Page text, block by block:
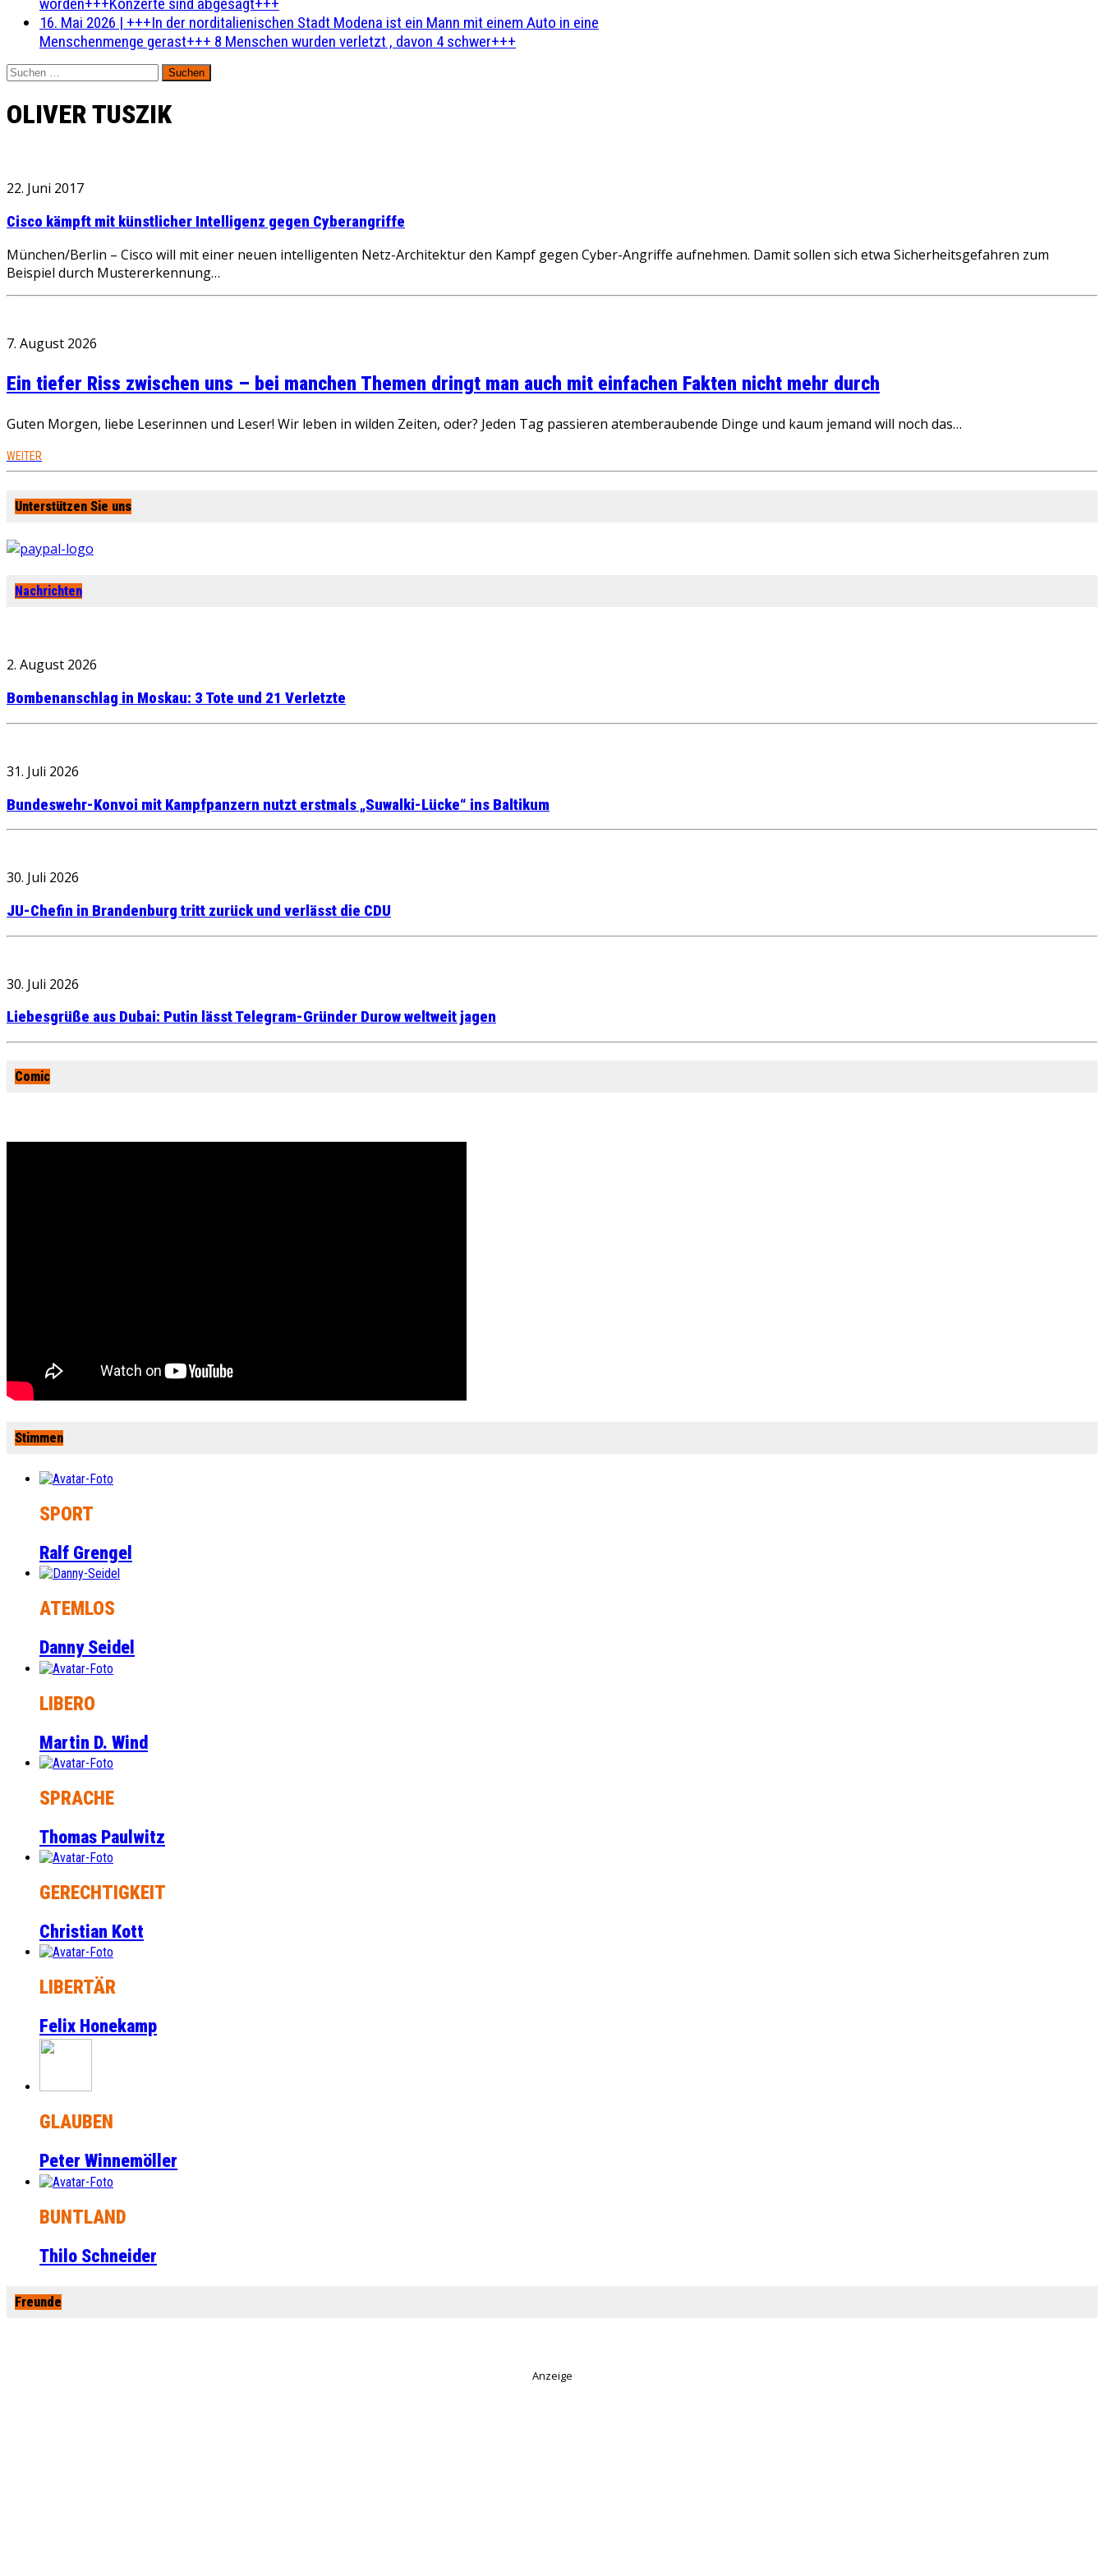
16. Mai 2026 | +++In der norditalienischen Stadt Modena ist ein Mann mit einem Auto in eine
Menschenmenge gerast+++ 8 Menschen wurden verletzt , davon 4 schwer+++
Suchen
nach:
OLIVER TUSZIK
22. Juni 2017
Cisco kämpft mit künstlicher Intelligenz gegen Cyberangriffe
München/Berlin – Cisco will mit einer neuen intelligenten Netz-Architektur den Kampf gegen Cyber-Angriffe aufnehmen. Damit sollen sich etwa Sicherheitsgefahren zum
Beispiel durch Mustererkennung…
7. August 2026
Ein tiefer Riss zwischen uns – bei manchen Themen dringt man auch mit einfachen Fakten nicht mehr durch
Guten Morgen, liebe Leserinnen und Leser! Wir leben in wilden Zeiten, oder? Jeden Tag passieren atemberaubende Dinge und kaum jemand will noch das…
WEITER
Unterstützen Sie uns
Nachrichten
2. August 2026
Bombenanschlag in Moskau: 3 Tote und 21 Verletzte
31. Juli 2026
Bundeswehr-Konvoi mit Kampfpanzern nutzt erstmals „Suwalki-Lücke“ ins Baltikum
30. Juli 2026
JU-Chefin in Brandenburg tritt zurück und verlässt die CDU
30. Juli 2026
Liebesgrüße aus Dubai: Putin lässt Telegram-Gründer Durow weltweit jagen
Comic
Stimmen
SPORT
Ralf Grengel
ATEMLOS
Danny Seidel
LIBERO
Martin D. Wind
SPRACHE
Thomas Paulwitz
GERECHTIGKEIT
Christian Kott
LIBERTÄR
Felix Honekamp
GLAUBEN
Peter Winnemöller
BUNTLAND
Thilo Schneider
Freunde
Anzeige